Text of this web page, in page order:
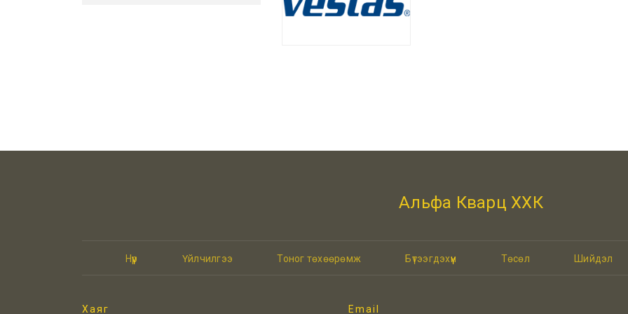
Альфа Кварц ХХК
Нүүр Үйлчилгээ Тоног төхөөрөмж Бүтээгдэхүүн Төсөл Шийдэл
Хаяг Email